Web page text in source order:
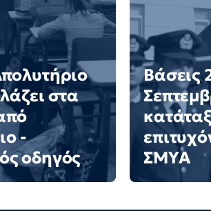
στα
-
οδηγός
Βάσεις
ΣΜΥΑ